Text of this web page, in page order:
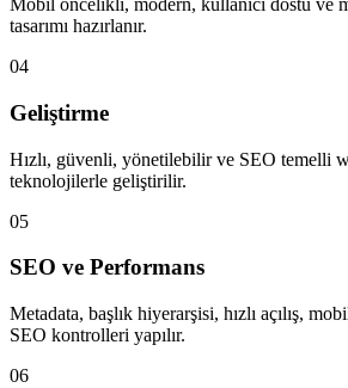
Mobil öncelikli, modern, kullanıcı dostu ve
tasarımı hazırlanır.
04
Geliştirme
Hızlı, güvenli, yönetilebilir ve SEO temelli
teknolojilerle geliştirilir.
05
SEO ve Performans
Metadata, başlık hiyerarşisi, hızlı açılış,
SEO kontrolleri yapılır.
06